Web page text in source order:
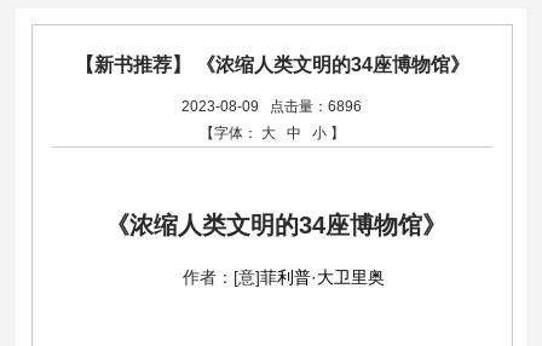
【新书推荐】 《浓缩人类文明的34座博物馆》
2023-08-09
点击量：6896
【字体：
大 中 小 】
《浓缩人类文明的34座博物馆》
作者：[意]菲利普·大卫里奥